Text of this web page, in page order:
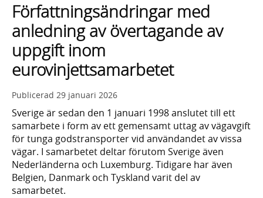
Författningsändringar med
anledning av övertagande av
uppgift inom
eurovinjettsamarbetet
Publicerad 29 januari 2026
Sverige är sedan den 1 januari 1998 anslutet till ett
samarbete i form av ett gemensamt uttag av vägavgift
för tunga godstransporter vid användandet av vissa
vägar. I samarbetet deltar förutom Sverige även
Nederländerna och Luxemburg. Tidigare har även
Belgien, Danmark och Tyskland varit del av
samarbetet.